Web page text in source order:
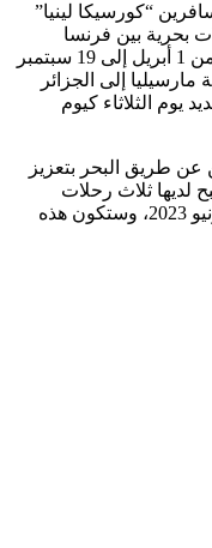
“كورسيكا لينيا”
برنامج رحلات بحرية بين فرنسا
والجزائر لصيف 2023، ويمتد هذا البرنامج من 1 أبريل إلى 19 سبتمبر
مارسيليا إلى الجزائر
يوم الثلاثاء كيوم
طريق البحر بتعزيز
لديها ثلاث رحلات
أسبوعياً، وذلك اعتباراً من العشرين من يونيو 2023، وستكون هذه